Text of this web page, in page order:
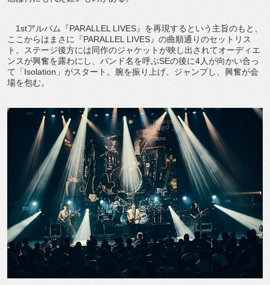
1stアルバム『PARALLEL LIVES』を再現するという主旨のもと、
ここからはまさに『PARALLEL LIVES』の曲順通りのセットリス
ト。ステージ後方には同作のジャケットが映し出されてオーディエ
ンスが興奮を露わにし、バンド名を呼ぶSEの後に4人が向かい合っ
て「Isolation」がスタート。腕を振り上げ、ジャンプし、興奮が会
場を包む。